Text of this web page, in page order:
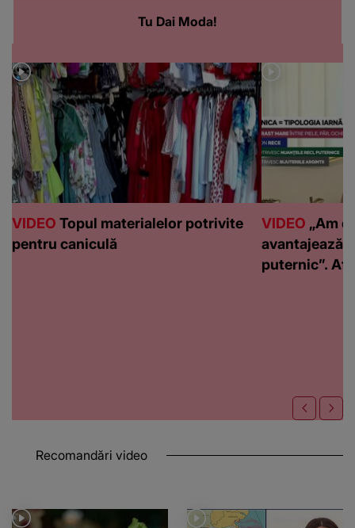
Tu Dai Moda!
VIDEO Topul materialelor potrivite
pentru caniculă
VIDEO „Am
avantajează
puternic”.
Recomandări video